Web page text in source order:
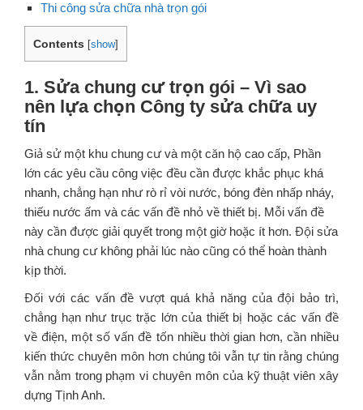
Thi công sửa chữa nhà trọn gói
Contents [show]
1. Sửa chung cư trọn gói – Vì sao
nên lựa chọn Công ty sửa chữa uy
tín
Giả sử một khu chung cư và một căn hộ cao cấp, Phần
lớn các yêu cầu công việc đều cần được khắc phục khá
nhanh, chẳng hạn như rò rỉ vòi nước, bóng đèn nhấp nháy,
thiếu nước ấm và các vấn đề nhỏ về thiết bị. Mỗi vấn đề
này cần được giải quyết trong một giờ hoặc ít hơn. Đội sửa
nhà chung cư không phải lúc nào cũng có thể hoàn thành
kịp thời.
Đối với các vấn đề vượt quá khả năng của đội bảo trì,
chẳng hạn như trục trặc lớn của thiết bị hoặc các vấn đề
về điện, một số vấn đề tốn nhiều thời gian hơn, cần nhiều
kiến thức chuyên môn hơn chúng tôi vẫn tự tin rằng chúng
vẫn nằm trong phạm vi chuyên môn của kỹ thuật viên xây
dựng Tịnh Anh.